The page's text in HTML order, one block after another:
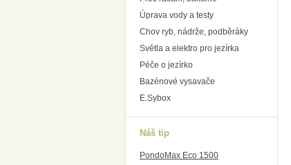
Úprava vody a testy
Chov ryb, nádrže, podběráky
Světla a elektro pro jezírka
Péče o jezírko
Bazénové vysavače
E.Sybox
Náš tip
PondoMax Eco 1500